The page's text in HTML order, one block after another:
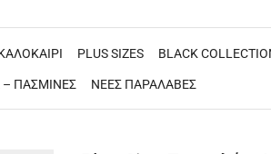
PLUS SIZES BLACK
– ΠΑΣΜΙΝΕΣ ΝΕΕΣ ΠΑΡΑΛΑΒΕΣ